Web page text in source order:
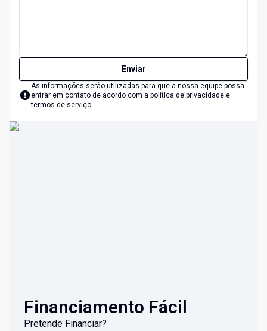
Enviar
As informações serão utilizadas para que a nossa equipe possa
entrar em contato de acordo com a política de privacidade e
termos de serviço
Financiamento Fácil
Pretende Financiar?